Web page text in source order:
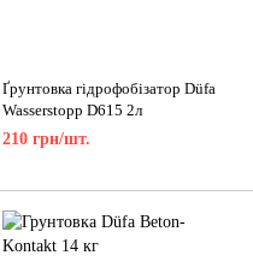
Ґрунтовка гідрофобізатор Düfa
Wasserstopp D615 2л
210 грн/шт.